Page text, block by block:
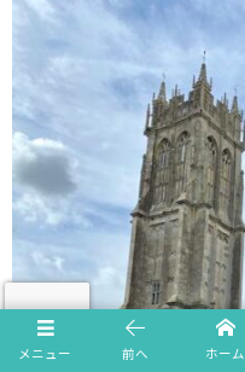
メニュー 前へ ホーム